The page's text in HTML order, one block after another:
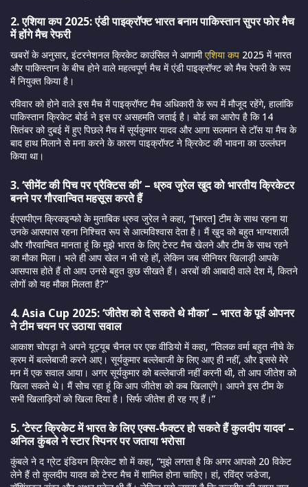
2. एशिया कप 2025: एंडी पाइक्रॉफ्ट भारत बनाम पाकिस्तान सुपर फोर मैच
में होंगे मैच रेफरी
खबरों के अनुसार, इंटरनेशनल क्रिकेट काउंसिल ने आगामीएशिया कप 2025 में भारत
और पाकिस्तान के बीच होने वाले महत्वपूर्ण मैच में एंडी पाइक्रॉफ्ट को मैच रेफरी के रूप
में नियुक्त किया है।
रविवार को होने वाले इस मैच में पाइक्रॉफ्ट मैच अधिकारी के रूप में मौजूद रहेंगे, हालांकि
पाकिस्तान क्रिकेट बोर्ड ने इस पर असहमति जताई है। बोर्ड का आरोप है कि 14
सितंबर को दुबई में हुए पिछले मैच में सूर्यकुमार यादव और आगा सलमान से टॉस या मैच के
बाद हाथ मिलाने से मना करने के कारण पाइक्रॉफ्ट ने क्रिकेट की भावना का उल्लंघन
किया था।
3. ‘सीमेंट की पिच पर प्रैक्टिस की’ – ध्रुव जुरेल खुद को भारतीय क्रिकेटर
बनने पर गौरवान्वित महसूस करते हैं
ईएसपीएन क्रिकइन्फो के मुताबिक ध्रुव जुरेल ने कहा, “[भारत] टीम के साथ रहना या
उनके आसपास रहना निश्चित रूप से आत्मविश्वास देता है। मैं खुद को बहुत भाग्यशाली
और गौरवान्वित मानता हूं कि मुझे भारत के लिए टेस्ट मैच खेलने और टीम के साथ रहने
का मौका मिला। भले ही आप खेल न भी रहे हों, लेकिन जब सीनियर खिलाड़ी आपके
आसपास होते हैं तो आप उनसे बहुत कुछ सीखते हैं। अरबों की आबादी वाले देश में, कितने
लोगों को यह मौका मिलता है?”
4. Asia Cup 2025: ‘जीतेश को दे सकते थे मौका’ – भारत के पूर्व ओपनर
ने टीम चयन पर उठाया सवाल
आकाश चोपड़ा ने अपने यूट्यूब चैनल पर एक वीडियो में कहा, “तिलक वर्मा बहुत नीचे के
क्रम में बल्लेबाजी करने आए। सूर्यकुमार बल्लेबाजी के लिए आए ही नहीं, और इससे मेरे
मन में एक सवाल आया। अगर सूर्यकुमार को बल्लेबाजी नहीं करनी थी, तो आप जीतेश को
खिला सकते थे। मैं सोच रहा हूं कि आप जीतेश को कब खिलाएंगे। आपने इस टीम के
सभी खिलाड़ियों को खिला दिया है। सिर्फ जीतेश ही रह गए हैं।”
5. ‘टेस्ट क्रिकेट में भारत के लिए एक्स-फैक्टर हो सकते हैं कुलदीप यादव’ –
अनिल कुंबले ने स्टार स्पिनर पर जताया भरोसा
कुंबले ने द ग्रेट इंडियन क्रिकेट शो में कहा, “मुझे लगता है कि अगर आपको 20 विकेट
लेने हैं तो कुलदीप यादव को टेस्ट मैच में शामिल होना चाहिए। हां, रविंद्र जडेजा,